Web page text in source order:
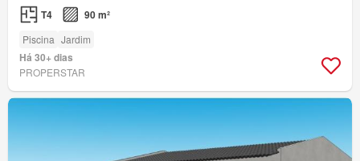
T4 90 m²
Piscina Jardim
Há 30+ dias
PROPERSTAR